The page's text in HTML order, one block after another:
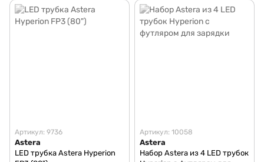
Артикул: 9736
Astera
LED трубка Astera Hyperion
Артикул: 10058
Astera
Набор Astera из 4 LED трубок